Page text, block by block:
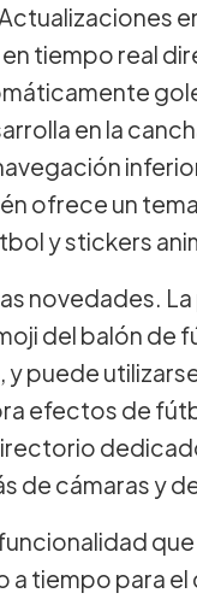
tiempo real
en la
ofrece un
y stickers
novedades.
del balón
, y puede
efectos de
de cámaras y
a tiempo para